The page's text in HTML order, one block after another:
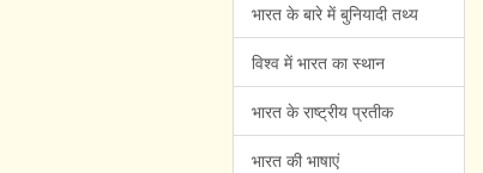
भारत के बारे में बुनियादी तथ्य
विश्व में भारत का स्थान
भारत के राष्ट्रीय प्रतीक
भारत की भाषाएं